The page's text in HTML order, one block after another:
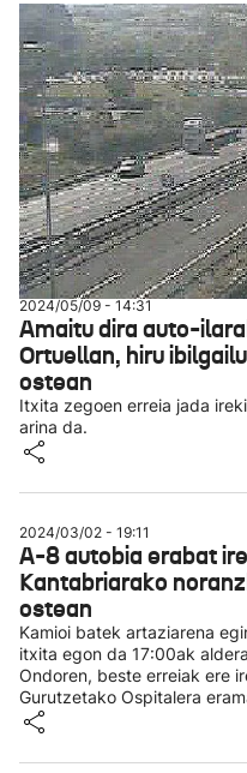
2024/05/09 - 14:31
Amaitu dira auto-
Ortuellan, hiru
ostean
Itxita zegoen erreia jada
arina da.
2024/03/02 - 19:11
A-8 autobia erabat
Kantabriarako
ostean
Kamioi batek artaziarena
itxita egon da 17:00ak
Ondoren, beste erreiak ere
Gurutzetako Ospitalera